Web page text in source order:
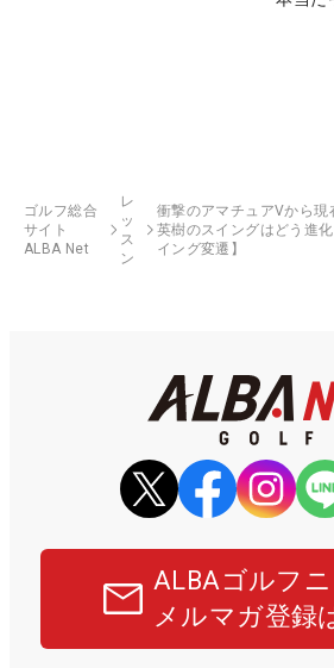
ゴルフ総合
サイト
ALBA Net
レ
ッ
ス
ン
衝撃のアマチュアVから
英樹のスイングはどう進
イング変遷】
ALBAゴルフ
メルマガ登録